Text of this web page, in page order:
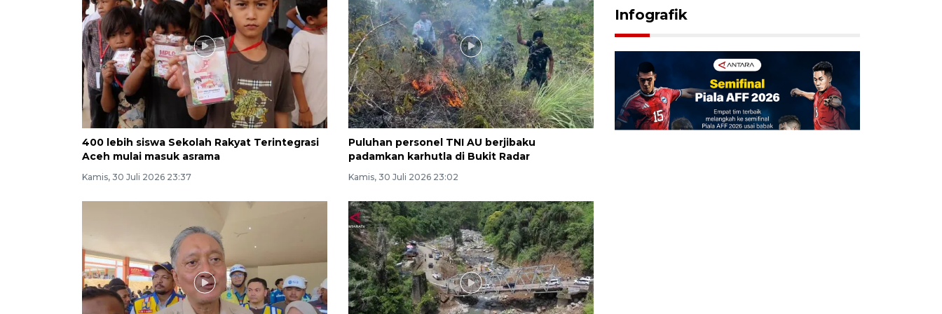
400 lebih siswa Sekolah Rakyat Terintegrasi
Aceh mulai masuk asrama
Kamis, 30 Juli 2026 23:37
Puluhan personel TNI AU berjibaku
padamkan karhutla di Bukit Radar
Kamis, 30 Juli 2026 23:02
Infografik